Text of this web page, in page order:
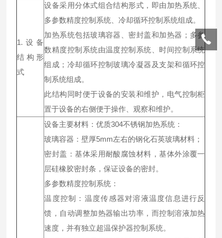
1.设备
结构形
式
设备采用分体式组合结构形式，即由加热系统、
多参数精度控制系统、冷却循环控制系统组成。
加热系统包括玻璃容器、密封盖和加热器；多参
数精度控制系统由温度控制系统、时间控制系统
组成；冷却循环控制玻璃冷凝器及支架和循环控
制系统组成。
此结构同时便于设备的安装和维护，电气控制柜
置于设备的右侧便于操作、观察和维护。
设备主要材料：优质304不锈钢加热系统：
玻璃容器：壁厚5mm左右的钢化石英玻璃材料；
密封盖：基体采用耐酸腐蚀材料，基体外涂覆一
层硅橡胶密封条，保证设备的密封。
多参数精度控制系统：
温度控制：温度传感器对溶液温度信息进行反
馈，自动调整加热器输出功率，而控制溶液加热
速度，并有独立超温保护器控制系统。